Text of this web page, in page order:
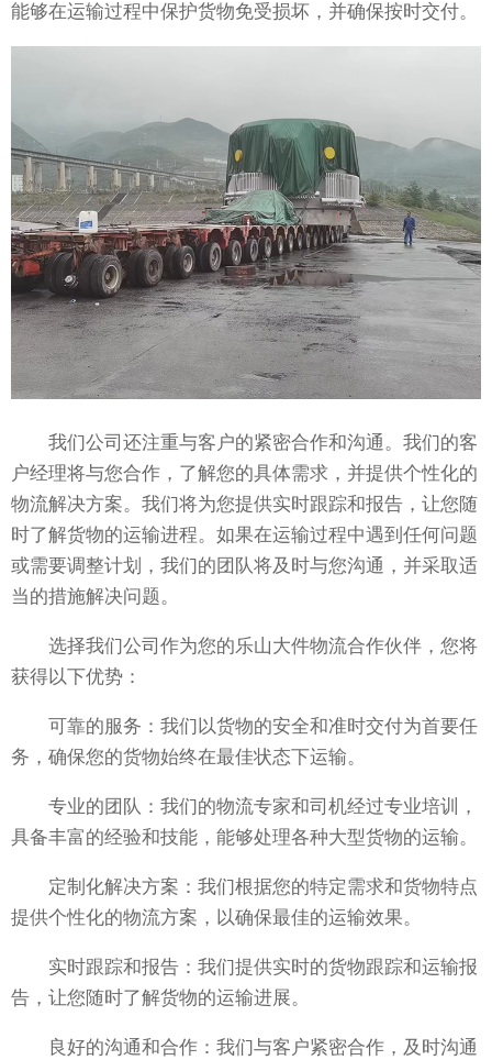
能够在运输过程中保护货物免受损坏，并确保按时交付。
我们公司还注重与客户的紧密合作和沟通。我们的客
户经理将与您合作，了解您的具体需求，并提供个性化的
物流解决方案。我们将为您提供实时跟踪和报告，让您随
时了解货物的运输进程。如果在运输过程中遇到任何问题
或需要调整计划，我们的团队将及时与您沟通，并采取适
当的措施解决问题。
选择我们公司作为您的乐山大件物流合作伙伴，您将
获得以下优势：
可靠的服务：我们以货物的安全和准时交付为首要任
务，确保您的货物始终在最佳状态下运输。
专业的团队：我们的物流专家和司机经过专业培训，
具备丰富的经验和技能，能够处理各种大型货物的运输。
定制化解决方案：我们根据您的特定需求和货物特点
提供个性化的物流方案，以确保最佳的运输效果。
实时跟踪和报告：我们提供实时的货物跟踪和运输报
告，让您随时了解货物的运输进展。
良好的沟通和合作：我们与客户紧密合作，及时沟通